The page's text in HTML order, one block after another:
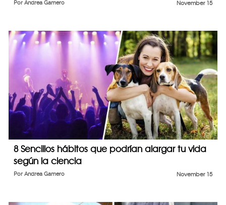
November 15
Por Andrea Gamero
8 Sencillos hábitos que podrían alargar tu vida
según la ciencia
November 15
Por Andrea Gamero